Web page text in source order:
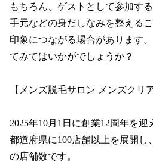
もちろん、ゲストとして参加す
手元などの身だしなみを整える
印象につながる場合があります
てみてはいかがでしょうか？
【メンズ脱毛サロン メンズクリ
2025年10月1日に創業12周年を
都道府県に100店舗以上を展開
の店舗数です。